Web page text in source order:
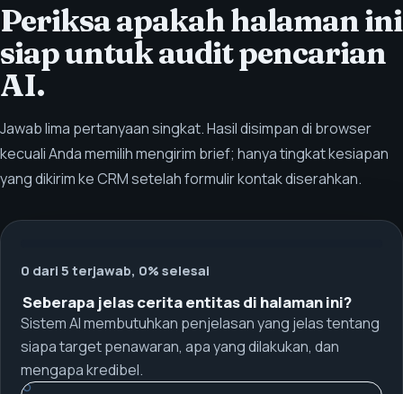
Periksa apakah halaman ini
siap untuk audit pencarian
AI.
Jawab lima pertanyaan singkat. Hasil disimpan di browser
kecuali Anda memilih mengirim brief; hanya tingkat kesiapan
yang dikirim ke CRM setelah formulir kontak diserahkan.
0 dari 5 terjawab, 0% selesai
Seberapa jelas cerita entitas di halaman ini?
Sistem AI membutuhkan penjelasan yang jelas tentang
siapa target penawaran, apa yang dilakukan, dan
mengapa kredibel.